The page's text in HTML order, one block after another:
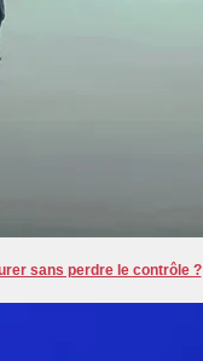
sans perdre le contrôle ?